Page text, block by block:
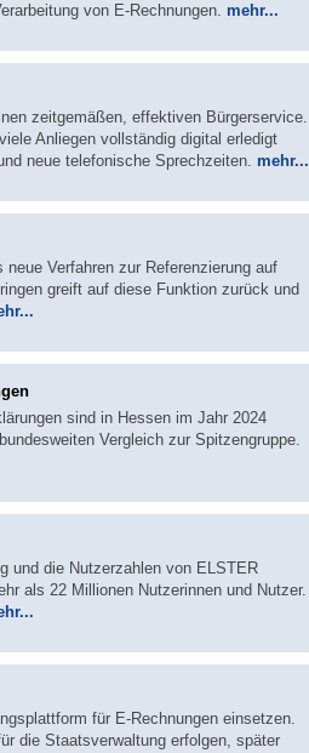
von E-Rechnungen. mehr...
zeitgemäßen, effektiven Bürgerservice.
Anliegen vollständig digital erledigt
neue telefonische Sprechzeiten. mehr...
Verfahren zur Referenzierung auf
greift auf diese Funktion zurück und
sind in Hessen im Jahr 2024
Vergleich zur Spitzengruppe.
und die Nutzerzahlen von ELSTER
als 22 Millionen Nutzerinnen und Nutzer.
für E-Rechnungen einsetzen.
die Staatsverwaltung erfolgen, später